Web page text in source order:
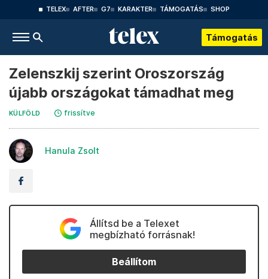
TELEX AFTER G7 KARAKTER TÁMOGATÁS SHOP
Támogatás
Zelenszkij szerint Oroszország
újabb országokat támadhat meg
KÜLFÖLD frissítve
Hanula Zsolt
Állítsd be a Telexet
megbízható forrásnak!
Beállítom